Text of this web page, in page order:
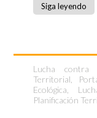
Siga leyendo
Lucha contra
Territorial
Ecológica,
Planificación